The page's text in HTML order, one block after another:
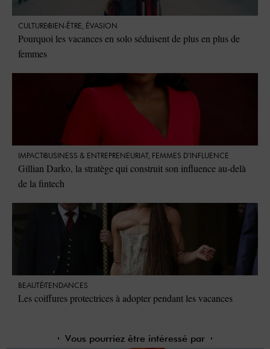
CULTURE BIEN-ÊTRE, ÉVASION
Pourquoi les vacances en solo séduisent de plus en plus de
femmes
IMPACT ⁠BUSINESS & ENTREPRENEURIAT, FEMMES D'INFLUENCE
Gillian Darko, la stratège qui construit son influence au-delà
de la fintech
BEAUTÉTENDANCES
Les coiffures protectrices à adopter pendant les vacances
Vous pourriez être intéressé par